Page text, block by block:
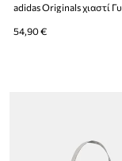
54,90 €